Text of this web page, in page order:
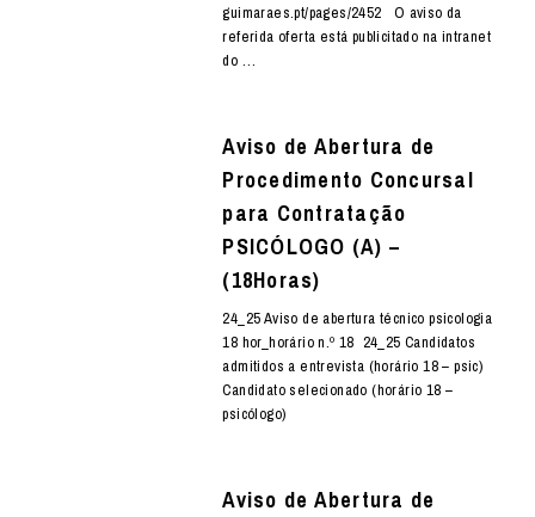
guimaraes.pt/pages/2452 O aviso da
referida oferta está publicitado na intranet
do …
Aviso de Abertura de
Procedimento Concursal
para Contratação
PSICÓLOGO (A) –
(18Horas)
24_25 Aviso de abertura técnico psicologia
18 hor_horário n.º 18 24_25 Candidatos
admitidos a entrevista (horário 18 – psic)
Candidato selecionado (horário 18 –
psicólogo)
Aviso de Abertura de